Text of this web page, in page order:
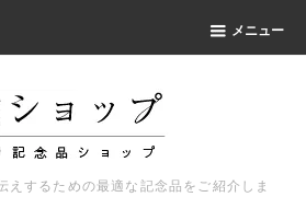
メニュー
えするための最適な記念品をご紹介しま